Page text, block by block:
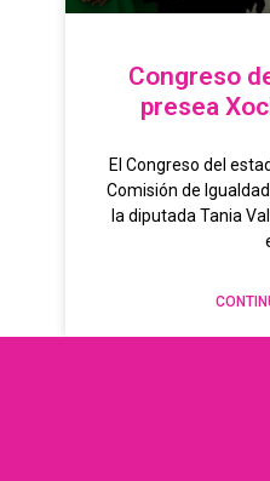
Congreso
presea
El Congreso del
Comisión de
la diputada Tania